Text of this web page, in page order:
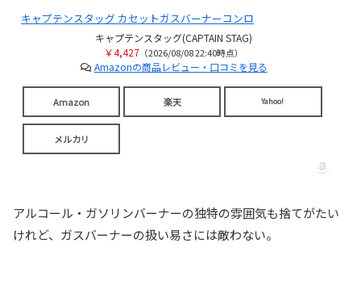
キャプテンスタッグ カセットガスバーナーコンロ
キャプテンスタッグ(CAPTAIN STAG)
￥4,427 （2026/08/08 22:40時点）
Amazonの商品レビュー・口コミを見る
Amazon 楽天 Yahoo!
メルカリ
アルコール・ガソリンバーナーの独特の雰囲気も捨てがたい
けれど、ガスバーナーの扱い易さには敵わない。